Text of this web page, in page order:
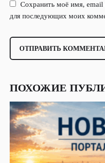
Сохранить моё имя, email
для последующих моих
ПОХОЖИЕ